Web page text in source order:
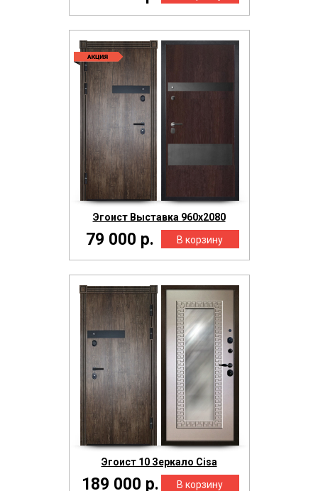
Эгоист Выставка 960х2080
79 000 р.
Эгоист 10 Зеркало Cisa
189 000 р.